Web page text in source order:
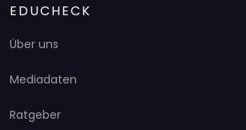
EDUCHECK
Über uns
Mediadaten
Ratgeber